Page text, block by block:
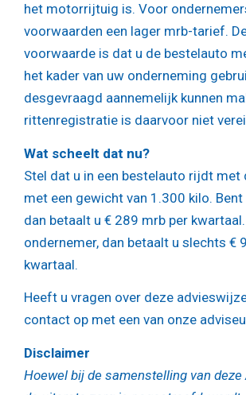
het motorrijtuig is. Voor
voorwaarden een lager mrb-tarief.
voorwaarde is dat u de bestelauto
het kader van uw onderneming
desgevraagd aannemelijk kunnen
rittenregistratie is daarvoor niet
Wat scheelt dat nu?
Stel dat u in een bestelauto rijdt met
met een gewicht van 1.300 kilo. Bent
dan betaalt u € 289 mrb per
ondernemer, dan betaalt u slechts €
kwartaal.
Heeft u vragen over deze
contact op met een van onze
Disclaimer
Hoewel bij de samenstelling van